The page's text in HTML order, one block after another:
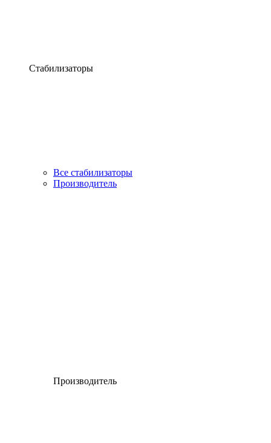
Стабилизаторы
Все стабилизаторы
Производитель
Производитель